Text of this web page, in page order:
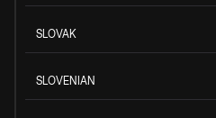
SLOVAK
SLOVENIAN